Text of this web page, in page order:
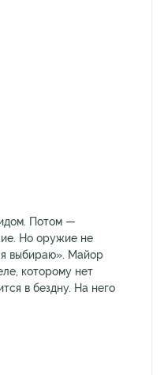
Потом —
Но оружие не
я выбираю». Майор
которому нет
в бездну. На него